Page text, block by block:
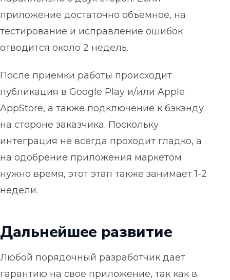
приложение достаточно объемное, на
тестирование и исправление ошибок
отводится около 2 недель.
После приемки работы происходит
публикация в Google Play и/или Apple
AppStore, а также подключение к бэкэнду
на стороне заказчика. Поскольку
интеграция не всегда проходит гладко, а
на одобрение приложения маркетом
нужно время, этот этап также занимает 1-2
недели.
Дальнейшее развитие
Любой порядочный разработчик дает
гарантию на свое приложение, так как в